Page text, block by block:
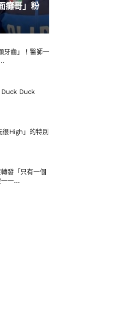
癱哥」粉
牙齒」！醫師一
Duck
High」的特別
發「只有一個
一...